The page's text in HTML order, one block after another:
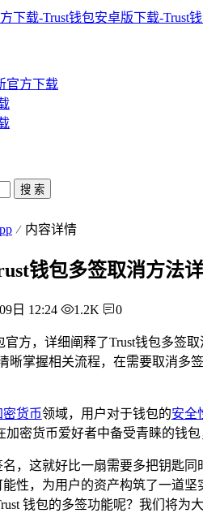
官方下载
搜 索
内容详情
钱包多签取消方法
日 12:24 1.2K 0
官方，详细阐释了Trust钱包多签
晰掌握相关流程，在需要取消多
密货币领域，用户对于钱包的安全
加密货币爱好者中备受青睐的钱
，这就好比一扇需要多把钥匙
性，为用户的资产构筑了一道
钱包的多签功能呢？我们将为